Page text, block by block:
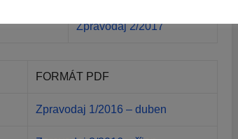
Zpravodaj 2/2017
FORMÁT PDF
Zpravodaj 1/2016 – duben